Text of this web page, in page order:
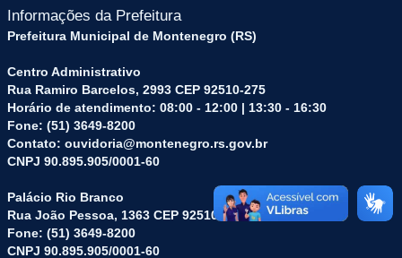
Informações da Prefeitura
Prefeitura Municipal de Montenegro (RS)
Centro Administrativo
Rua Ramiro Barcelos, 2993 CEP 92510-275
Horário de atendimento: 08:00 - 12:00 | 13:30 - 16:30
Fone: (51) 3649-8200
Contato: ouvidoria@montenegro.rs.gov.br
CNPJ 90.895.905/0001-60
Palácio Rio Branco
Rua João Pessoa, 1363 CEP 92510-045
Fone: (51) 3649-8200
CNPJ 90.895.905/0001-60